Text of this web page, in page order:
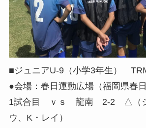
■ジュニアU-9（小学3年生）
●会場：春日運動広場（福岡県春日
1試合目 ｖｓ 龍南 2-2 △（シ
ウ、K・レイ）